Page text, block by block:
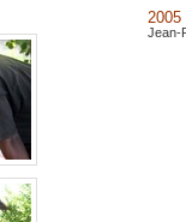
2005
Jean-